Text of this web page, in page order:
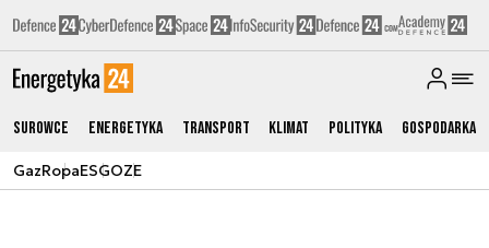
Surowce Energetyka Transport Klimat Polityka Gospodarka
GazRopaESGOZE